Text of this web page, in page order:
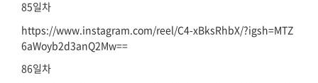
85일차
https://www.instagram.com/reel/C4-xBksRhbX/?igsh=MTZ
6aWoyb2d3anQ2Mw==
86일차